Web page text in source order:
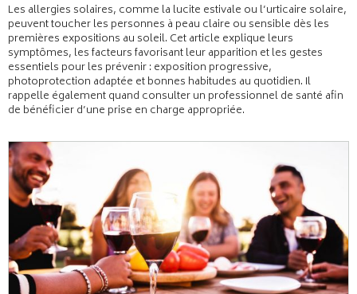
Les allergies solaires, comme la lucite estivale ou l’urticaire solaire,
peuvent toucher les personnes à peau claire ou sensible dès les
premières expositions au soleil. Cet article explique leurs
symptômes, les facteurs favorisant leur apparition et les gestes
essentiels pour les prévenir : exposition progressive,
photoprotection adaptée et bonnes habitudes au quotidien. Il
rappelle également quand consulter un professionnel de santé afin
de bénéficier d’une prise en charge appropriée.